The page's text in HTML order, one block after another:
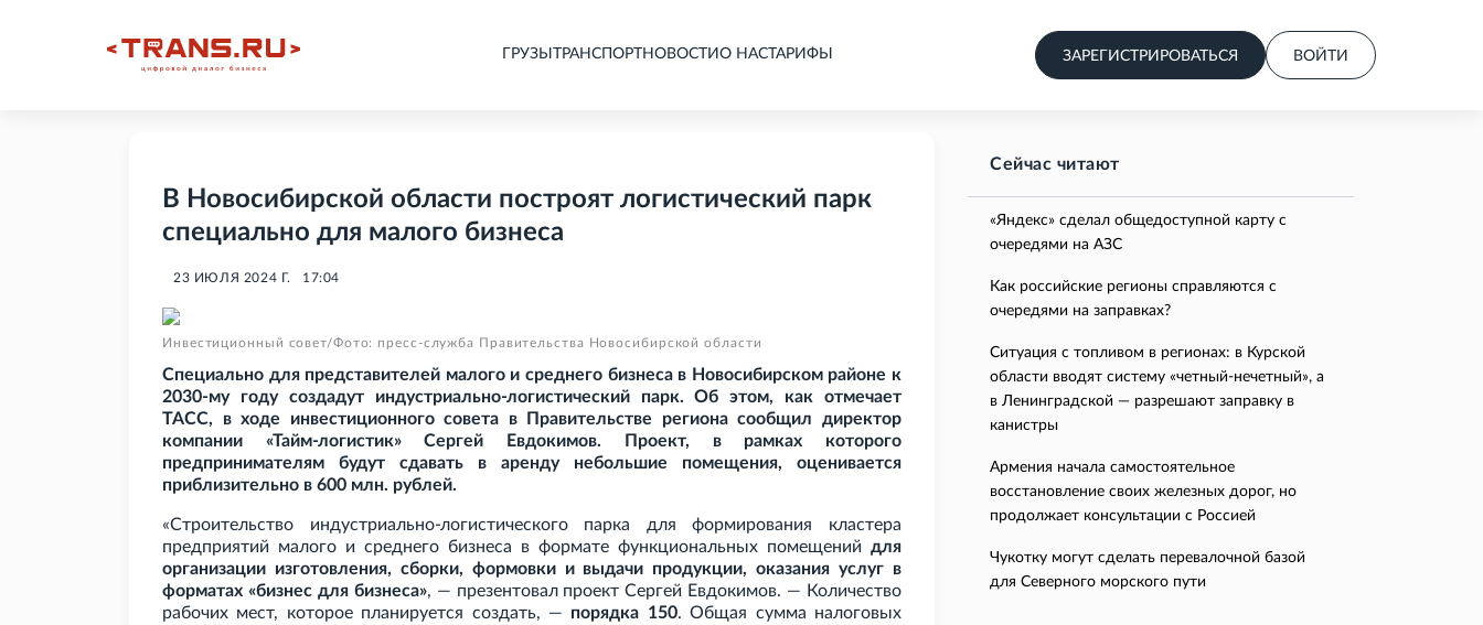
ГРУЗЫ ТРАНСПОРТНОВОСТИ О НАСТАРИФЫ ЗАРЕГИСТРИРОВАТЬСЯ ВОЙТИ
В Новосибирской области построят логистический парк
специально для малого бизнеса
23 ИЮЛЯ 2024 Г. 17:04
Инвестиционный совет/Фото: пресс-служба Правительства Новосибирской области
Специально для представителей малого и среднего бизнеса в Новосибирском районе к
2030-му году создадут индустриально-логистический парк. Об этом, как отмечает
ТАСС, в ходе инвестиционного совета в Правительстве региона сообщил директор
компании «Тайм-логистик» Сергей Евдокимов. Проект, в рамках которого
предпринимателям будут сдавать в аренду небольшие помещения, оценивается
приблизительно в 600 млн. рублей.
«Строительство индустриально-логистического парка для формирования кластера
предприятий малого и среднего бизнеса в формате функциональных помещений для
организации изготовления, сборки, формовки и выдачи продукции, оказания услуг в
форматах «бизнес для бизнеса», — презентовал проект Сергей Евдокимов. — Количество
рабочих мест, которое планируется создать, — порядка 150. Общая сумма налоговых
Сейчас читают
«Яндекс» сделал общедоступной карту с
очередями на АЗС
Как российские регионы справляются с
очередями на заправках?
Ситуация с топливом в регионах: в Курской
области вводят систему «четный-нечетный», а
в Ленинградской — разрешают заправку в
канистры
Армения начала самостоятельное
восстановление своих железных дорог, но
продолжает консультации с Россией
Чукотку могут сделать перевалочной базой
для Северного морского пути